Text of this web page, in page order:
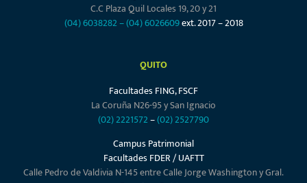
C.C Plaza Quil Locales 19, 20 y 21
(04) 6038282–(04) 6026609ext. 2017 – 2018
QUITO
Facultades FING, FSCF
La Coruña N26-95 y San Ignacio
(02) 2221572–(02) 2527790
Campus Patrimonial
Facultades FDER / UAFTT
Calle Pedro de Valdivia N-145 entre Calle Jorge Washington y Gral.